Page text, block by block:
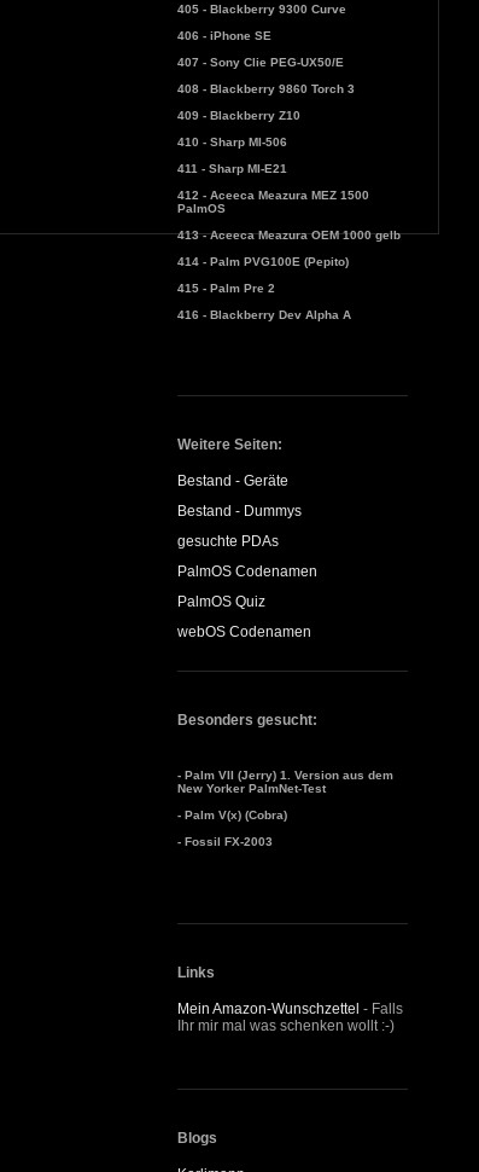
405 - Blackberry 9300 Curve
406 - iPhone SE
407 - Sony Clie PEG-UX50/E
408 - Blackberry 9860 Torch 3
409 - Blackberry Z10
410 - Sharp MI-506
411 - Sharp MI-E21
412 - Aceeca Meazura MEZ 1500
PalmOS
413 - Aceeca Meazura OEM 1000 gelb
414 - Palm PVG100E (Pepito)
415 - Palm Pre 2
416 - Blackberry Dev Alpha A
Weitere Seiten:
Bestand - Geräte
Bestand - Dummys
gesuchte PDAs
PalmOS Codenamen
PalmOS Quiz
webOS Codenamen
Besonders gesucht:
- Palm VII (Jerry) 1. Version aus dem
New Yorker PalmNet-Test
- Palm V(x) (Cobra)
- Fossil FX-2003
Links
Mein Amazon-Wunschzettel - Falls
Ihr mir mal was schenken wollt :-)
Blogs